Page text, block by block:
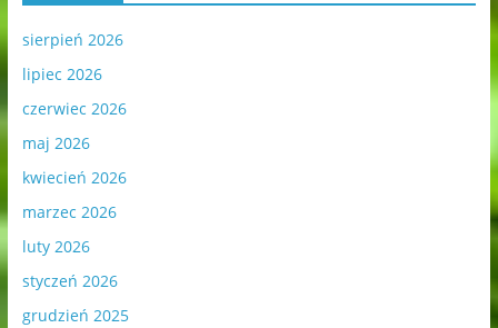
sierpień 2026
lipiec 2026
czerwiec 2026
maj 2026
kwiecień 2026
marzec 2026
luty 2026
styczeń 2026
grudzień 2025